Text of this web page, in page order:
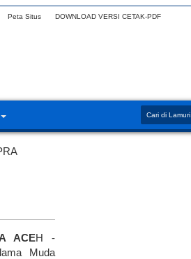
Peta Situs DOWNLOAD VERSI CETAK-PDF
ACEH -
Muda